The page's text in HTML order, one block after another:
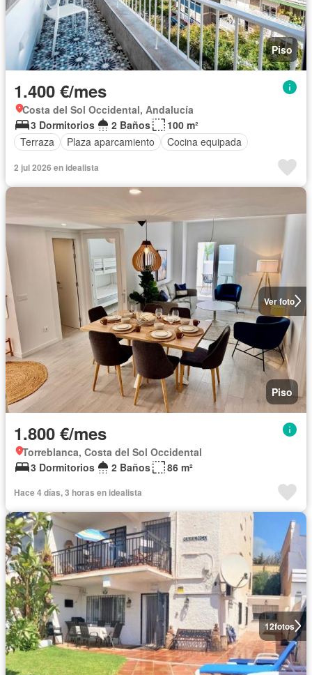
Piso
1.400 €/mes
Costa del Sol Occidental, Andalucía
3 Dormitorios
2 Baños
100 m²
Terraza
Plaza aparcamiento Cocina equipada
2 jul 2026 en idealista
Ver foto
Piso
1.800 €/mes
Torreblanca, Costa del Sol Occidental
3 Dormitorios
2 Baños 86 m²
Hace 4 días, 3 horas en idealista
12fotos